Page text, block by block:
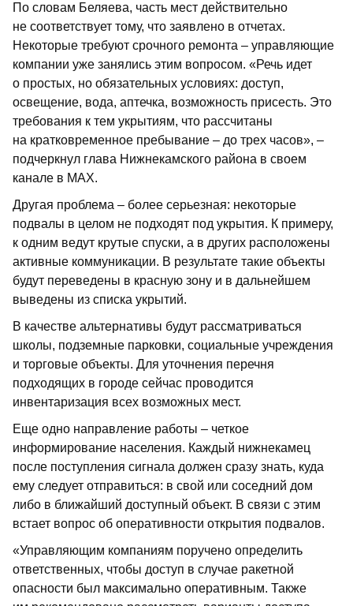
По словам Беляева, часть мест действительно
не соответствует тому, что заявлено в отчетах.
Некоторые требуют срочного ремонта – управляющие
компании уже занялись этим вопросом. «Речь идет
о простых, но обязательных условиях: доступ,
освещение, вода, аптечка, возможность присесть. Это
требования к тем укрытиям, что рассчитаны
на кратковременное пребывание – до трех часов», –
подчеркнул глава Нижнекамского района в своем
канале в MAX.
Другая проблема – более серьезная: некоторые
подвалы в целом не подходят под укрытия. К примеру,
к одним ведут крутые спуски, а в других расположены
активные коммуникации. В результате такие объекты
будут переведены в красную зону и в дальнейшем
выведены из списка укрытий.
В качестве альтернативы будут рассматриваться
школы, подземные парковки, социальные учреждения
и торговые объекты. Для уточнения перечня
подходящих в городе сейчас проводится
инвентаризация всех возможных мест.
Еще одно направление работы – четкое
информирование населения. Каждый нижнекамец
после поступления сигнала должен сразу знать, куда
ему следует отправиться: в свой или соседний дом
либо в ближайший доступный объект. В связи с этим
встает вопрос об оперативности открытия подвалов.
«Управляющим компаниям поручено определить
ответственных, чтобы доступ в случае ракетной
опасности был максимально оперативным. Также